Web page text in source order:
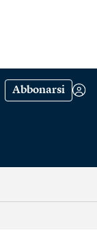
Abbonarsi